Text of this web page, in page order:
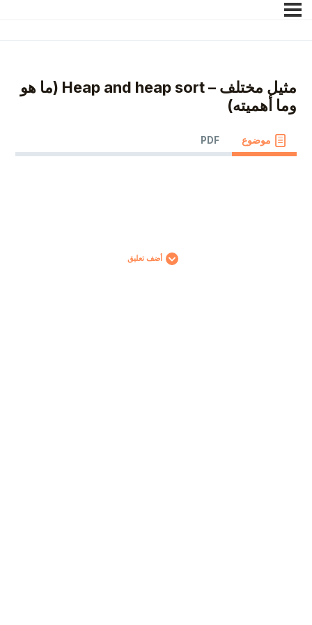
مثيل مختلف – Heap and heap sort (ما هو
وما أهميته)
موضوع PDF
أضف تعليق